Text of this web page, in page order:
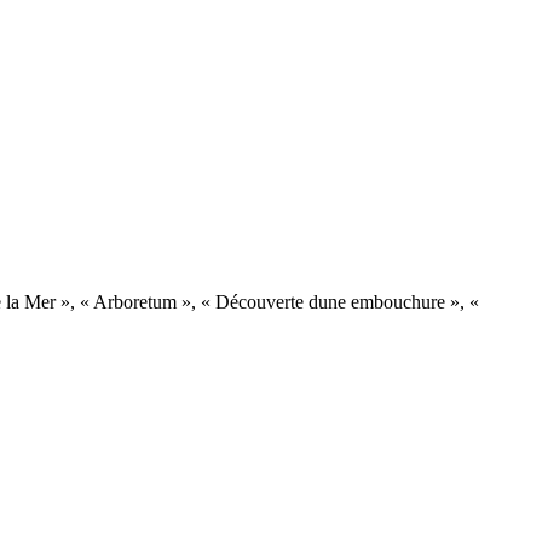
Mer », « Arboretum », « Découverte dune embouchure », «